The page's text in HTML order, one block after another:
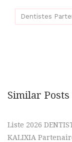
Dentistes
Similar Posts
Liste 2026
KALIXIA